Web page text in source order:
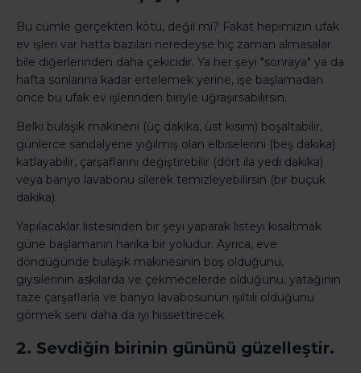
Bu cümle gerçekten kötü, değil mi? Fakat hepimizin ufak
ev işleri var hatta bazıları neredeyse hiç zaman almasalar
bile diğerlerinden daha çekicidir. Ya her şeyi "sonraya" ya da
hafta sonlarına kadar ertelemek yerine, işe başlamadan
önce bu ufak ev işlerinden biriyle uğraşırsabilirsin.
Belki bulaşık makineni (üç dakika, üst kısım) boşaltabilir,
günlerce sandalyene yığılmış olan elbiselerini (beş dakika)
katlayabilir, çarşaflarını değiştirebilir (dört ila yedi dakika)
veya banyo lavabonu silerek temizleyebilirsin (bir buçuk
dakika).
Yapılacaklar listesinden bir şeyi yaparak listeyi kısaltmak
güne başlamanın harika bir yoludur. Ayrıca, eve
döndüğünde bulaşık makinesinin boş olduğunu,
giysilerinin askılarda ve çekmecelerde olduğunu, yatağının
taze çarşaflarla ve banyo lavabosunun ışıltılı olduğunu
görmek seni daha da iyi hissettirecek.
2. Sevdiğin birinin gününü güzelleştir.